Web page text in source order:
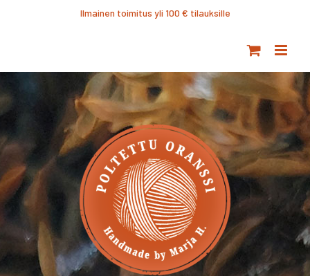
Ilmainen toimitus yli 100 € tilauksille